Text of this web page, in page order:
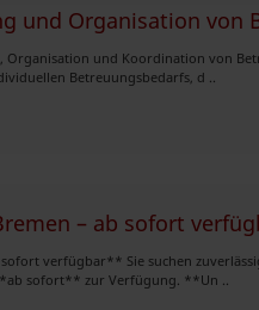
und Organisation von
und Koordination von
Betreuungsbedarfs, d ..
– ab sofort
verfügbar** Sie suchen
sofort** zur Verfügung. **Un ..